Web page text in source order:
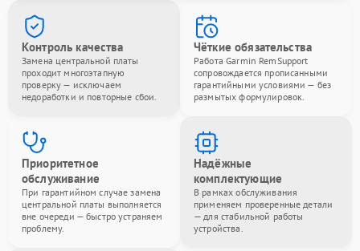
Контроль качества
Замена центральной платы
проходит многоэтапную
проверку — исключаем
недоработки и повторные сбои.
Чёткие обязательства
Работа Garmin RemSupport
сопровождается прописанными
гарантийными условиями — без
размытых формулировок.
Приоритетное
обслуживание
При гарантийном случае замена
центральной платы выполняется
вне очереди — быстро устраняем
проблему.
Надёжные
комплектующие
В рамках обслуживания
применяем проверенные детали
— для стабильной работы
устройства.